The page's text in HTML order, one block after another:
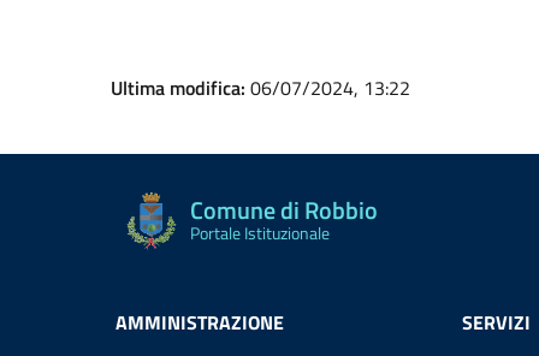
Ultima modifica: 06/07/2024, 13:22
Comune di Robbio
Portale Istituzionale
AMMINISTRAZIONE
SERVIZI